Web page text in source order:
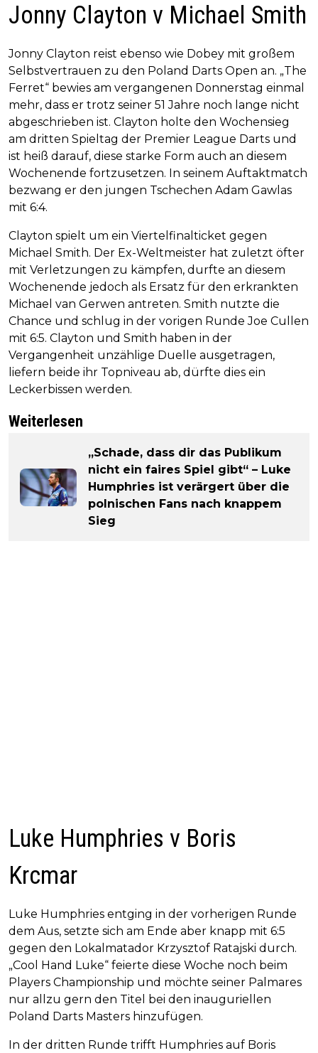
Jonny Clayton v Michael Smith
Jonny Clayton reist ebenso wie Dobey mit großem
Selbstvertrauen zu den Poland Darts Open an. „The
Ferret“ bewies am vergangenen Donnerstag einmal
mehr, dass er trotz seiner 51 Jahre noch lange nicht
abgeschrieben ist. Clayton holte den Wochensieg
am dritten Spieltag der Premier League Darts und
ist heiß darauf, diese starke Form auch an diesem
Wochenende fortzusetzen. In seinem Auftaktmatch
bezwang er den jungen Tschechen Adam Gawlas
mit 6:4.
Clayton spielt um ein Viertelfinalticket gegen
Michael Smith. Der Ex-Weltmeister hat zuletzt öfter
mit Verletzungen zu kämpfen, durfte an diesem
Wochenende jedoch als Ersatz für den erkrankten
Michael van Gerwen antreten. Smith nutzte die
Chance und schlug in der vorigen Runde Joe Cullen
mit 6:5. Clayton und Smith haben in der
Vergangenheit unzählige Duelle ausgetragen,
liefern beide ihr Topniveau ab, dürfte dies ein
Leckerbissen werden.
Weiterlesen
„Schade, dass dir das Publikum
nicht ein faires Spiel gibt“ – Luke
Humphries ist verärgert über die
polnischen Fans nach knappem
Sieg
Luke Humphries v Boris
Krcmar
Luke Humphries entging in der vorherigen Runde
dem Aus, setzte sich am Ende aber knapp mit 6:5
gegen den Lokalmatador Krzysztof Ratajski durch.
„Cool Hand Luke“ feierte diese Woche noch beim
Players Championship und möchte seiner Palmares
nur allzu gern den Titel bei den inauguriellen
Poland Darts Masters hinzufügen.
In der dritten Runde trifft Humphries auf Boris